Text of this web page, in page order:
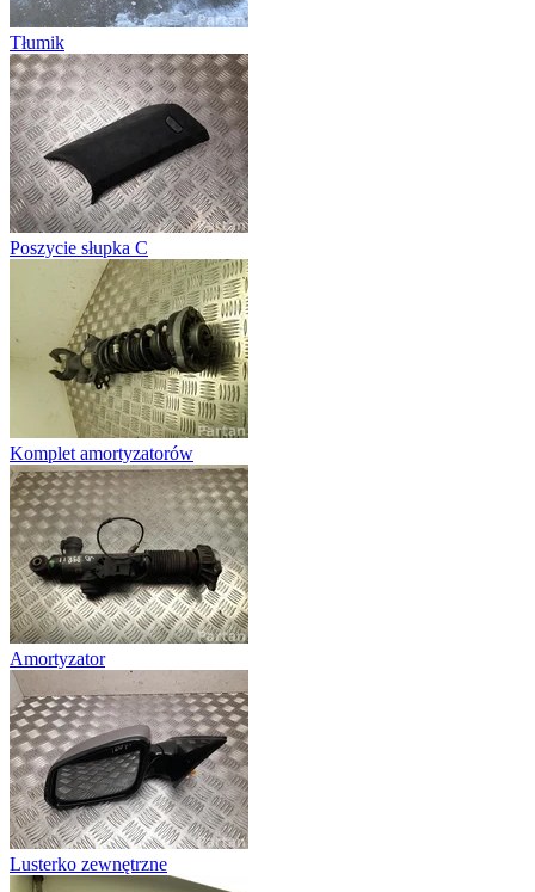
Tłumik
Poszycie słupka C
Komplet amortyzatorów
Amortyzator
Lusterko zewnętrzne